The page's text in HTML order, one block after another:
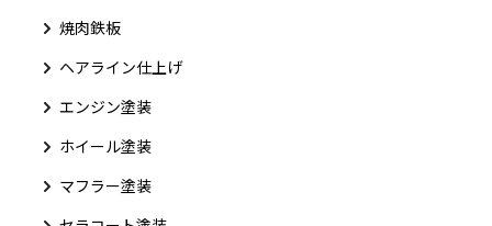
焼肉鉄板
ヘアライン仕上げ
エンジン塗装
ホイール塗装
マフラー塗装